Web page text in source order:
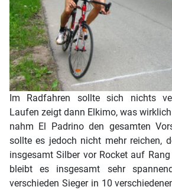
Im Radfahren sollte sich nichts
Laufen zeigt dann Elkimo, was
nahm El Padrino den gesamten
sollte es jedoch nicht mehr reichen,
insgesamt Silber vor Rocket auf
bleibt es insgesamt sehr
verschieden Sieger in 10